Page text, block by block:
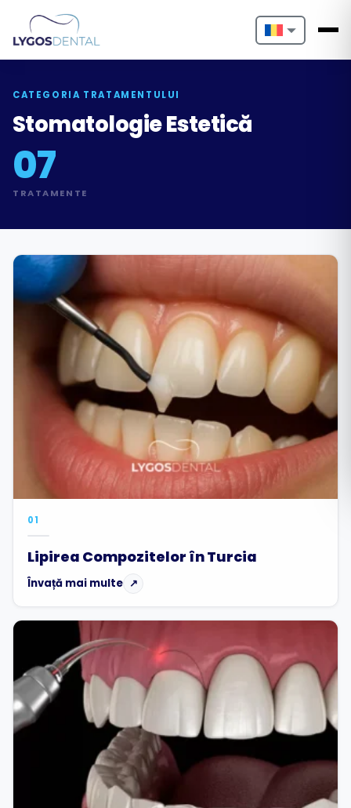
Nederlands
Türkçe
Italiano
Български
Română
Русский
CATEGORIA TRATAMENTULUI
Stomatologie Estetică
07
TRATAMENTE
01
Lipirea Compozitelor în Turcia
Învață mai multe ↗